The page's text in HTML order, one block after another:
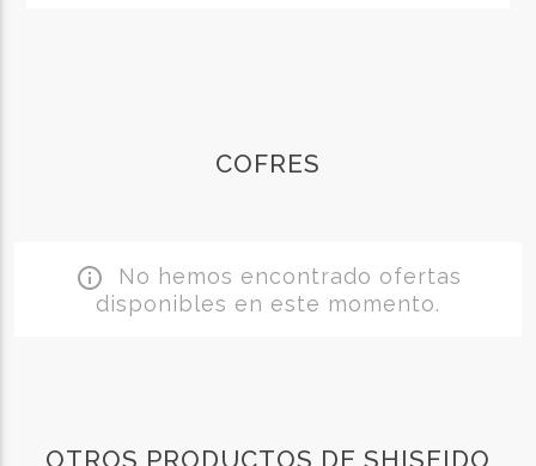
COFRES
info_outline No hemos encontrado ofertas
disponibles en este momento.
OTROS PRODUCTOS DE SHISEIDO